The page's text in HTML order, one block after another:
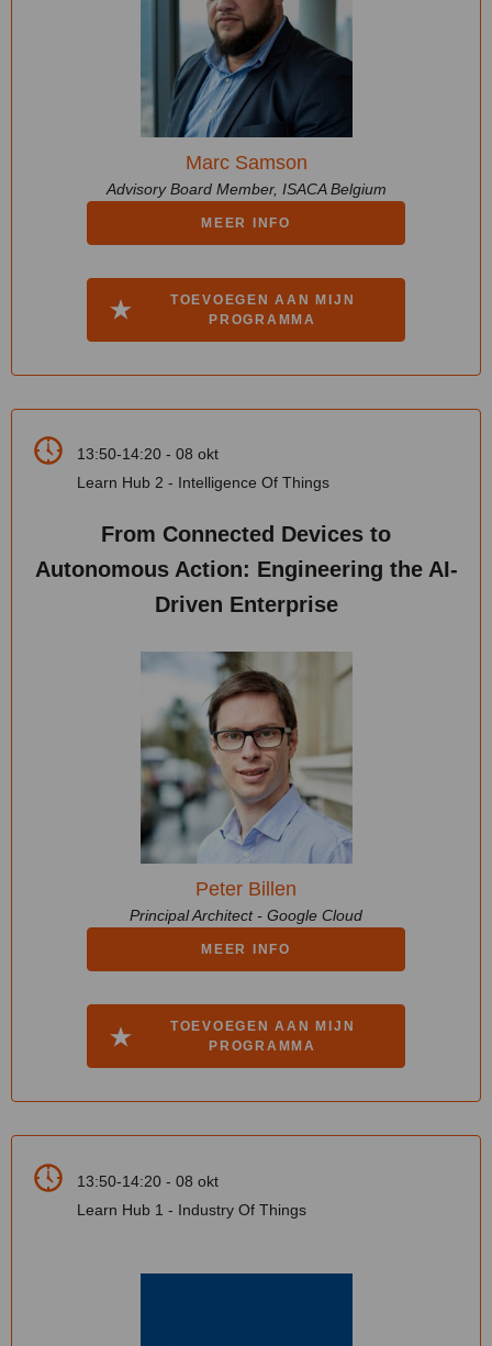
Marc Samson
Advisory Board Member, ISACA Belgium
MEER INFO
TOEVOEGEN AAN MIJN
PROGRAMMA
13:50-14:20 - 08 okt
Learn Hub 2 - Intelligence Of Things
From Connected Devices to
Autonomous Action: Engineering the AI-
Driven Enterprise
Peter Billen
Principal Architect - Google Cloud
MEER INFO
TOEVOEGEN AAN MIJN
PROGRAMMA
13:50-14:20 - 08 okt
Learn Hub 1 - Industry Of Things